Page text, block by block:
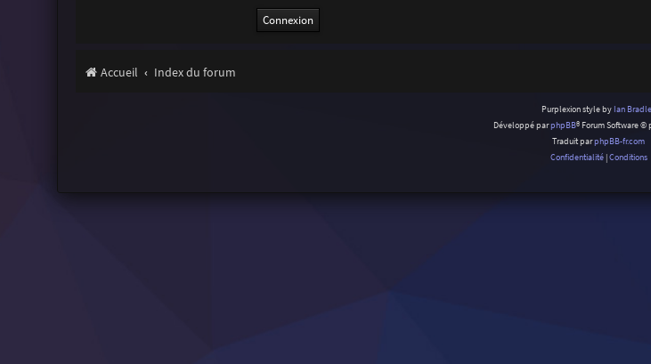
Accueil Index du forum
Purplexion style by Ian
Développé parphpBB® Forum Software ©
Traduit parphpBB-fr.com
Confidentialité|Conditions